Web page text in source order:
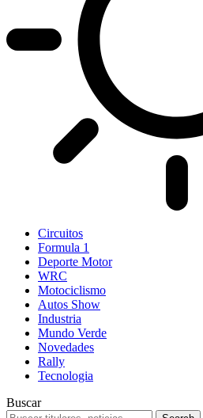
Circuitos
Formula 1
Deporte Motor
WRC
Motociclismo
Autos Show
Industria
Mundo Verde
Novedades
Rally
Tecnologia
Buscar